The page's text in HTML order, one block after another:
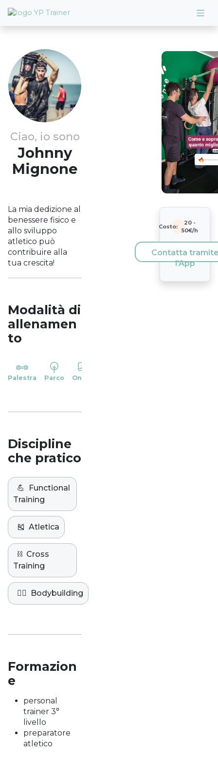
Ciao, io sono
Johnny
Mignone
La mia dedizione al
benessere fisico e
allo sviluppo
atletico può
contribuire alla
tua crescita!
Modalità di
allenamen
to
Palestra Parco Online
Discipline
che pratico
💪
Functional
Training
🎽 Atletica
⛓️ Cross
Training
🏋️‍♀️ Bodybuilding
Formazion
e
personal
trainer 3°
livello
preparatore
atletico
Costo:
20 -
50€/h
Contatta
l'App